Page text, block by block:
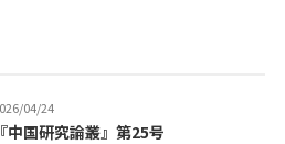
04/24
『中国研究論叢』第25号